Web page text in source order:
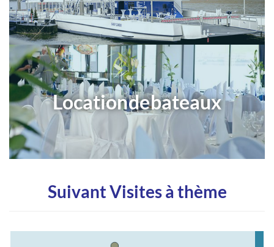
Location de bateaux
Suivant Visites à thème